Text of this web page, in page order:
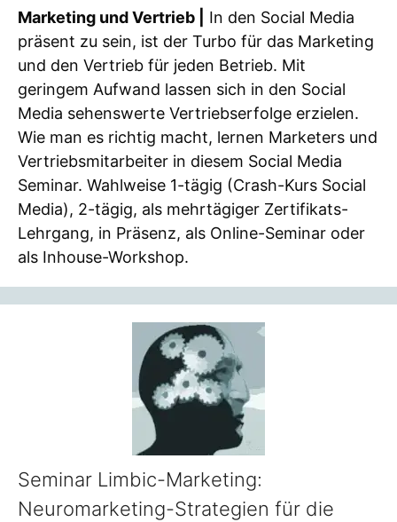
Marketing und Vertrieb |
In den Social Media
präsent zu sein, ist der Turbo für das Marketing
und den Vertrieb für jeden Betrieb. Mit
geringem Aufwand lassen sich in den Social
Media sehenswerte Vertriebserfolge erzielen.
Wie man es richtig macht, lernen Marketers und
Vertriebsmitarbeiter in diesem Social Media
Seminar. Wahlweise 1-tägig (Crash-Kurs Social
Media), 2-tägig, als mehrtägiger Zertifikats-
Lehrgang, in Präsenz, als Online-Seminar oder
als Inhouse-Workshop.
Seminar Limbic-Marketing:
Neuromarketing-Strategien für die